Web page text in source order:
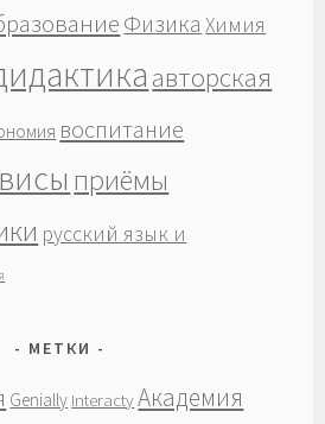
Физика Химия
авторская
воспитание
приёмы
русский язык и
МЕТКИ
Genially Interacty Академия